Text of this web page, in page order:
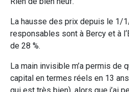
La hausse des prix depuis le 1/
responsables sont à Bercy et à
de 28 %.
La main invisible m’a permis de
capital en termes réels en 13
qui est très bien), alors que j’ai